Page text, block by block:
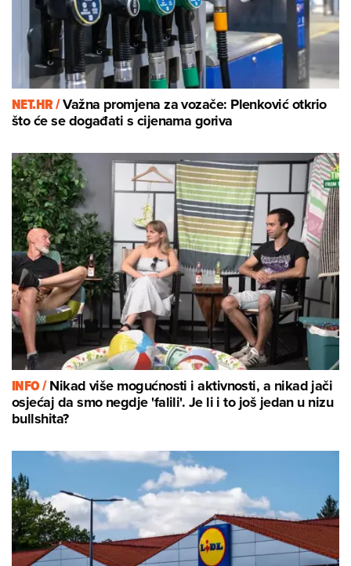
NET.HR /Važna promjena za vozače: Plenković otkrio
što će se događati s cijenama goriva
INFO /Nikad više mogućnosti i aktivnosti, a nikad jači
osjećaj da smo negdje 'falili'. Je li i to još jedan u nizu
bullshita?